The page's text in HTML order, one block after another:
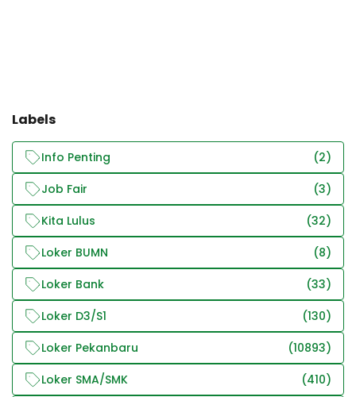
Labels
Info Penting
(2)
Job Fair
(3)
Kita Lulus
(32)
Loker BUMN
(8)
Loker Bank
(33)
Loker D3/S1
(130)
Loker Pekanbaru
(10893)
Loker SMA/SMK
(410)